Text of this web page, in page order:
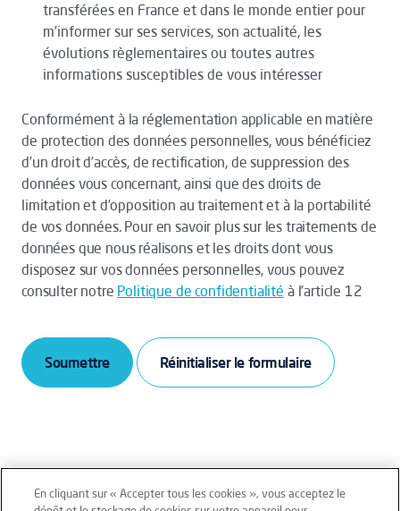
transférées en France et dans le monde entier pour
m’informer sur ses services, son actualité, les
évolutions règlementaires ou toutes autres
informations susceptibles de vous intéresser
Conformément à la réglementation applicable en matière
de protection des données personnelles, vous bénéficiez
d’un droit d’accès, de rectification, de suppression des
données vous concernant, ainsi que des droits de
limitation et d’opposition au traitement et à la portabilité
de vos données. Pour en savoir plus sur les traitements de
données que nous réalisons et les droits dont vous
disposez sur vos données personnelles, vous pouvez
consulter notre Politique de confidentialité à l’article 12
Soumettre
En cliquant sur « Accepter tous les cookies », vous acceptez le